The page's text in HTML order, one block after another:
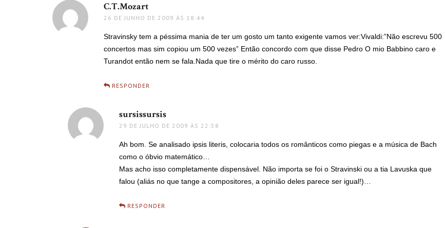
C.T.Mozart
26 DE JUNHO DE 2009 ÀS 18:44
Stravinsky tem a péssima mania de ter um gosto um tanto exigente vamos ver:Vivaldi:”Não escrevu 500
concertos mas sim copiou um 500 vezes” Então concordo com que disse Pedro O mio Babbino caro e
Turandot então nem se fala.Nada que tire o mérito do caro russo.
RESPONDER
sursissursis
29 DE JULHO DE 2009 ÀS 22:58
Ah bom. Se analisado ipsis literis, colocaria todos os românticos como piegas e a música de Bach
como o óbvio matemático…
Mas acho isso completamente dispensável. Não importa se foi o Stravinski ou a tia Lavuska que
falou (aliás no que tange a compositores, a opinião deles parece ser igual!)…
RESPONDER